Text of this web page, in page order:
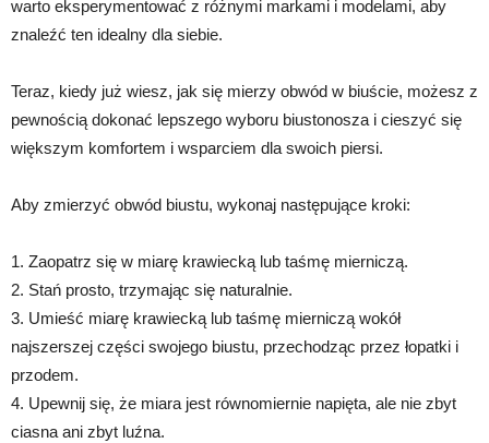
warto eksperymentować z różnymi markami i modelami, aby
znaleźć ten idealny dla siebie.
Teraz, kiedy już wiesz, jak się mierzy obwód w biuście, możesz z
pewnością dokonać lepszego wyboru biustonosza i cieszyć się
większym komfortem i wsparciem dla swoich piersi.
Aby zmierzyć obwód biustu, wykonaj następujące kroki:
1. Zaopatrz się w miarę krawiecką lub taśmę mierniczą.
2. Stań prosto, trzymając się naturalnie.
3. Umieść miarę krawiecką lub taśmę mierniczą wokół
najszerszej części swojego biustu, przechodząc przez łopatki i
przodem.
4. Upewnij się, że miara jest równomiernie napięta, ale nie zbyt
ciasna ani zbyt luźna.